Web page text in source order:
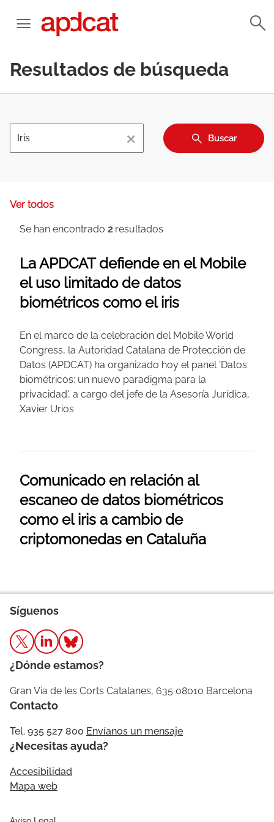
Resultados de búsqueda
× Buscar
Ver todos
Se han encontrado 2resultados
La APDCAT defiende en el Mobile
el uso limitado de datos
biométricos como el iris
En el marco de la celebración del Mobile World
Congress, la Autoridad Catalana de Protección de
Datos (APDCAT) ha organizado hoy el panel 'Datos
biométricos: un nuevo paradigma para la
privacidad', a cargo del jefe de la Asesoría Jurídica,
Xavier Urios
Comunicado en relación al
escaneo de datos biométricos
como el iris a cambio de
criptomonedas en Cataluña
Síguenos
¿Dónde estamos?
Gran Via de les Corts Catalanes, 635 08010 Barcelona
Contacto
Tel. 935 527 800 Envíanos un mensaje
¿Necesitas ayuda?
Accesibilidad
Mapa web